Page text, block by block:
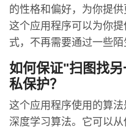
的性格和偏好，为你提
这个应用程序可以为你
式，不再需要通过一些陌
如何保证"扫图找
私保护？
这个应用程序使用的算
深度学习算法。它可以